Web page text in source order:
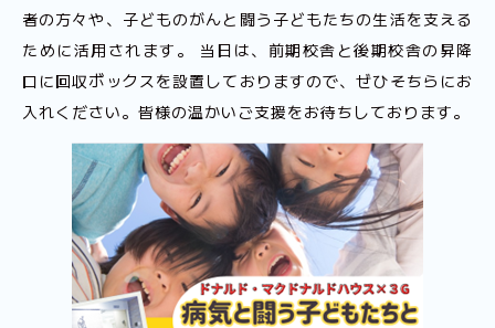
者の方々や、子どものがんと闘う子どもたちの生活を支える
ために活用されます。 当日は、前期校舎と後期校舎の昇降
口に回収ボックスを設置しておりますので、ぜひそちらにお
入れください。皆様の温かいご支援をお待ちしております。